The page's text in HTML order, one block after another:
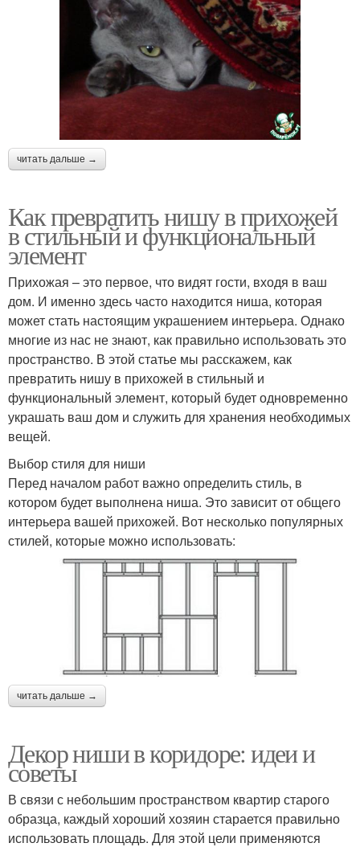
читать дальше →
Как превратить нишу в прихожей
в стильный и функциональный
элемент
Прихожая – это первое, что видят гости, входя в ваш
дом. И именно здесь часто находится ниша, которая
может стать настоящим украшением интерьера. Однако
многие из нас не знают, как правильно использовать это
пространство. В этой статье мы расскажем, как
превратить нишу в прихожей в стильный и
функциональный элемент, который будет одновременно
украшать ваш дом и служить для хранения необходимых
вещей.
Выбор стиля для ниши
Перед началом работ важно определить стиль, в
котором будет выполнена ниша. Это зависит от общего
интерьера вашей прихожей. Вот несколько популярных
стилей, которые можно использовать:
читать дальше →
Декор ниши в коридоре: идеи и
советы
В связи с небольшим пространством квартир старого
образца, каждый хороший хозяин старается правильно
использовать площадь. Для этой цели применяются